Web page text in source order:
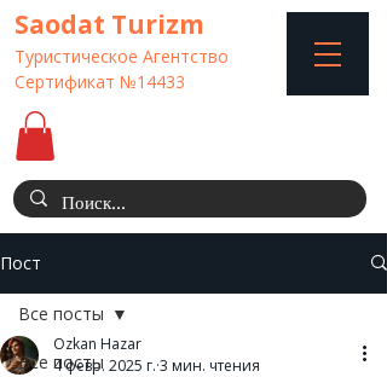
Saodat Turizm
Туристическое Агентство
Сертификат №14433
Пост
Все посты
Все посты
Ozkan Hazar
4 февр. 2025 г. 3 мин. чтения